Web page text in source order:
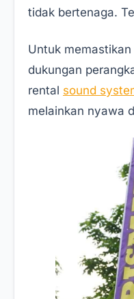
tidak bertenaga.
Untuk
dukungan
rental sound
melainkan nyawa